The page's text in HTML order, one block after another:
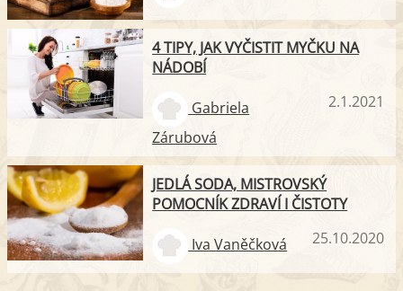
4 TIPY, JAK VYČISTIT MYČKU NA
NÁDOBÍ
Gabriela
Zárubová
2.1.2021
JEDLÁ SODA, MISTROVSKÝ
POMOCNÍK ZDRAVÍ I ČISTOTY
Iva Vaněčková 25.10.2020